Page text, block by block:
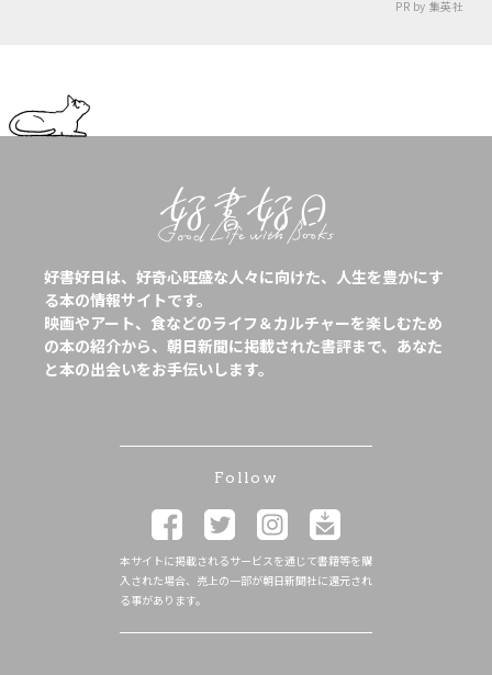
PR by 集英社
好書好日は、好奇心旺盛な人々に向けた、人生を豊かにす
る本の情報サイトです。
映画やアート、食などのライフ＆カルチャーを楽しむため
の本の紹介から、朝日新聞に掲載された書評まで、あなた
と本の出会いをお手伝いします。
Follow
本サイトに掲載されるサービスを通じて書籍等を購
入された場合、売上の一部が朝日新聞社に還元され
る事があります。